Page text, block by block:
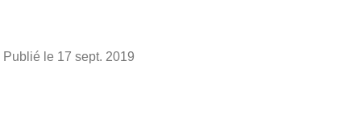
Publié le 17 sept. 2019